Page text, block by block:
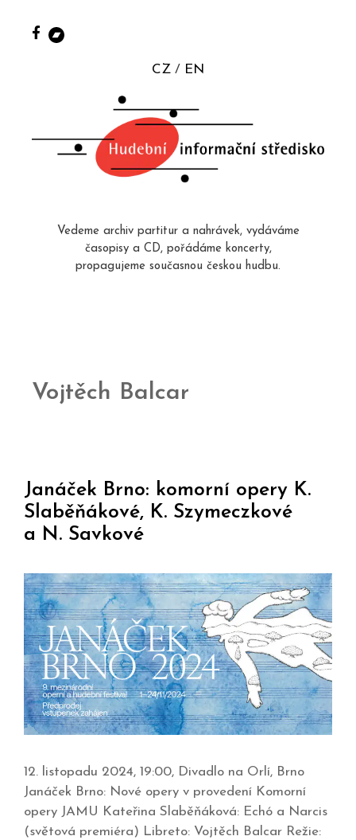
CZ EN
Vedeme archiv partitur a nahrávek, vydáváme
časopisy a CD, pořádáme koncerty,
propagujeme současnou českou hudbu.
Vojtěch Balcar
Janáček Brno: komorní opery K.
Slaběňákové, K. Szymeczkové
a N. Savkové
12. listopadu 2024, 19:00, Divadlo na Orlí, Brno
Janáček Brno: Nové opery v provedení Komorní
opery JAMU Kateřina Slaběňáková: Echó a Narcis
(světová premiéra) Libreto: Vojtěch Balcar Režie: